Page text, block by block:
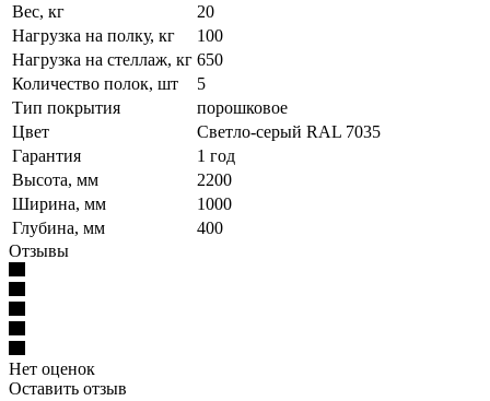
Вес, кг
20
Нагрузка на полку, кг
100
Нагрузка на стеллаж, кг 650
Количество полок, шт
5
Тип покрытия
порошковое
Цвет
Светло-серый RAL 7035
Гарантия
1 год
Высота, мм
2200
Ширина, мм
1000
Глубина, мм
400
Отзывы
Нет оценок
Оставить отзыв